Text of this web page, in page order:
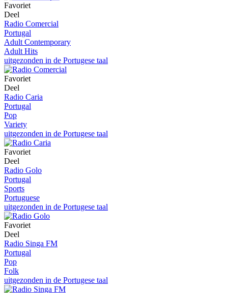
Favoriet
Deel
Radio Comercial
Portugal
Adult Contemporary
Adult Hits
uitgezonden in de Portugese taal
Favoriet
Deel
Radio Caria
Portugal
Pop
Variety
uitgezonden in de Portugese taal
Favoriet
Deel
Radio Golo
Portugal
Sports
Portuguese
uitgezonden in de Portugese taal
Favoriet
Deel
Radio Singa FM
Portugal
Pop
Folk
uitgezonden in de Portugese taal